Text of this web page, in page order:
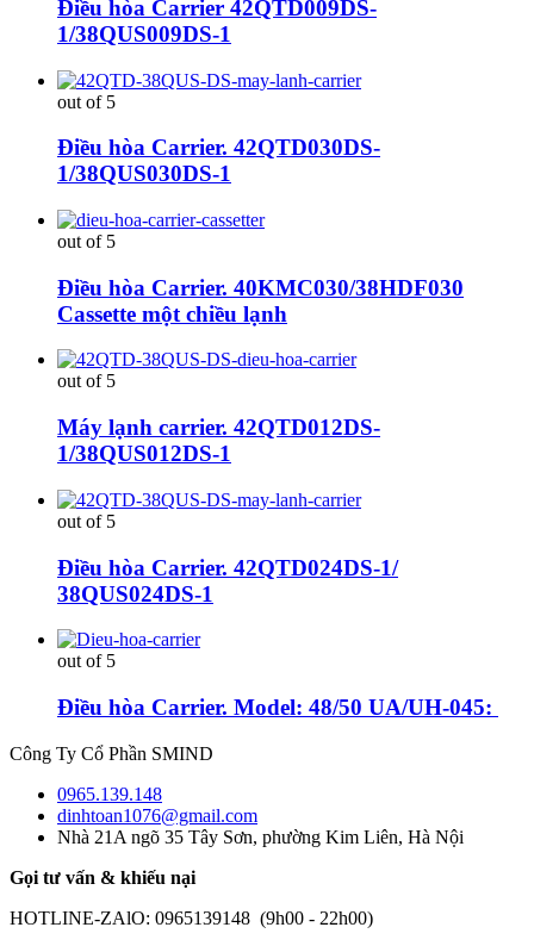
Điều hòa Carrier 42QTD009DS-
1/38QUS009DS-1
out of 5
Điều hòa Carrier. 42QTD030DS-
1/38QUS030DS-1
out of 5
Điều hòa Carrier. 40KMC030/38HDF030
Cassette một chiều lạnh
out of 5
Máy lạnh carrier. 42QTD012DS-
1/38QUS012DS-1
out of 5
Điều hòa Carrier. 42QTD024DS-1/
38QUS024DS-1
out of 5
Điều hòa Carrier. Model: 48/50 UA/UH-045:
Công Ty Cổ Phần SMIND
0965.139.148
dinhtoan1076@gmail.com
Nhà 21A ngõ 35 Tây Sơn, phường Kim Liên, Hà Nội
Gọi tư vấn & khiếu nại
HOTLINE-ZAlO: 0965139148 (9h00 - 22h00)